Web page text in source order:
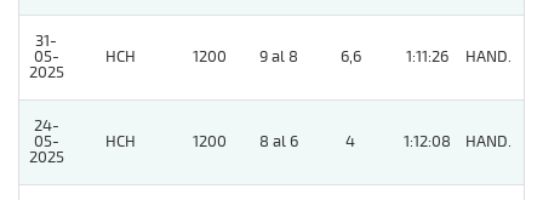
31-
05-
2025
HCH 1200 9 al 8 6,6 1:11:26 HAND.
24-
05-
2025
HCH 1200 8 al 6 4 1:12:08 HAND.